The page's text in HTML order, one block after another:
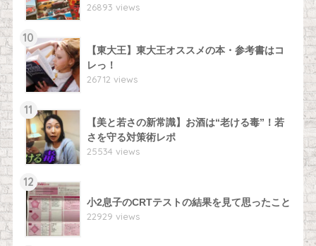
26893 views
10
【東大王】東大王オススメの本・参考書はコ
レっ！
26712 views
11
【美と若さの新常識】お酒は“老ける毒”！若
さを守る対策術レポ
25534 views
12
小2息子のCRTテストの結果を見て思ったこと
22929 views